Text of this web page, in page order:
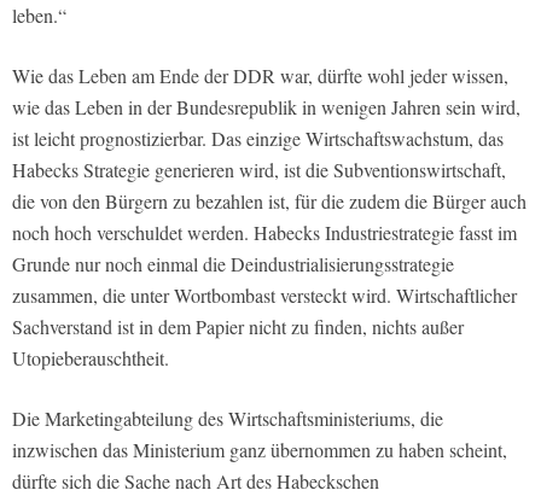
leben.“
Wie das Leben am Ende der DDR war, dürfte wohl jeder wissen,
wie das Leben in der Bundesrepublik in wenigen Jahren sein wird,
ist leicht prognostizierbar. Das einzige Wirtschaftswachstum, das
Habecks Strategie generieren wird, ist die Subventionswirtschaft,
die von den Bürgern zu bezahlen ist, für die zudem die Bürger auch
noch hoch verschuldet werden. Habecks Industriestrategie fasst im
Grunde nur noch einmal die Deindustrialisierungsstrategie
zusammen, die unter Wortbombast versteckt wird. Wirtschaftlicher
Sachverstand ist in dem Papier nicht zu finden, nichts außer
Utopieberauschtheit.
Die Marketingabteilung des Wirtschaftsministeriums, die
inzwischen das Ministerium ganz übernommen zu haben scheint,
dürfte sich die Sache nach Art des Habeckschen